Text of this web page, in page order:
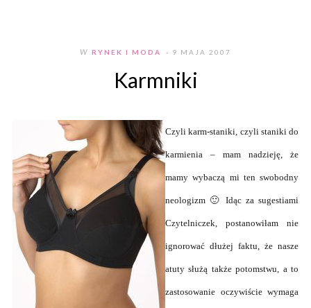
W RYNEK I MODA - 9 MAJA 2007
Karmniki
Czyli karm-staniki, czyli staniki do
karmienia – mam nadzieję, że
mamy wybaczą mi ten swobodny
neologizm 🙂 Idąc za sugestiami
Czytelniczek, postanowiłam nie
ignorować dłużej faktu, że nasze
atuty służą także potomstwu, a to
zastosowanie oczywiście wymaga